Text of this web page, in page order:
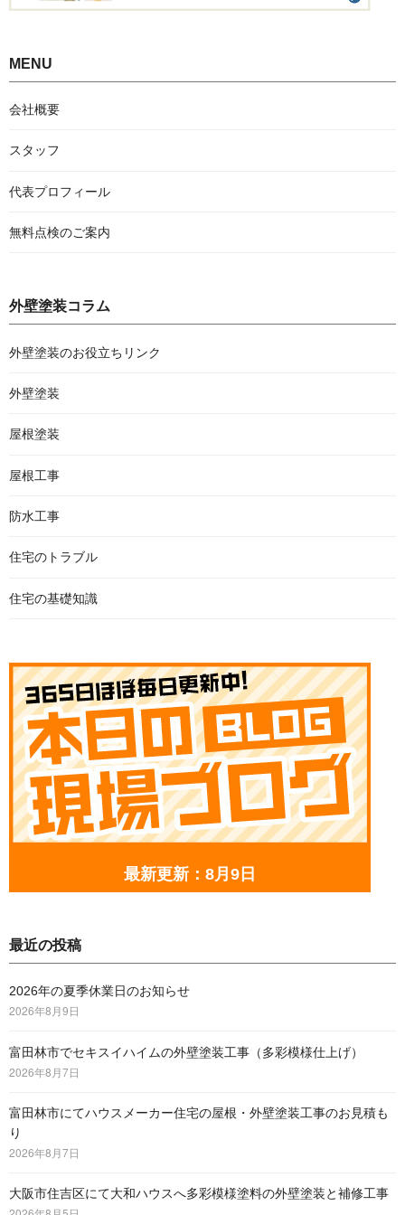
MENU
会社概要
スタッフ
代表プロフィール
無料点検のご案内
外壁塗装コラム
外壁塗装のお役立ちリンク
外壁塗装
屋根塗装
屋根工事
防水工事
住宅のトラブル
住宅の基礎知識
最新更新：8月9日
最近の投稿
2026年の夏季休業日のお知らせ
2026年8月9日
富田林市でセキスイハイムの外壁塗装工事（多彩模様仕上げ）
2026年8月7日
富田林市にてハウスメーカー住宅の屋根・外壁塗装工事のお見積も
り
2026年8月7日
大阪市住吉区にて大和ハウスへ多彩模様塗料の外壁塗装と補修工事